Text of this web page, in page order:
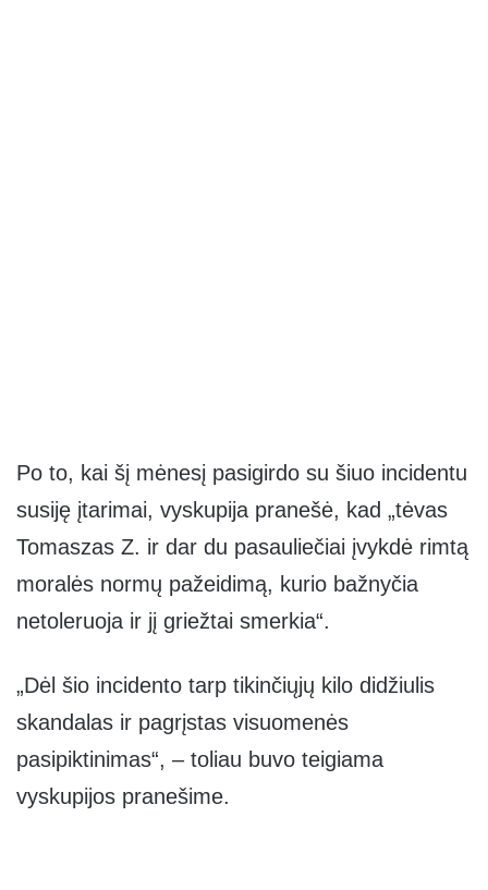
Po to, kai šį mėnesį pasigirdo su šiuo incidentu
susiję įtarimai, vyskupija pranešė, kad „tėvas
Tomaszas Z. ir dar du pasauliečiai įvykdė rimtą
moralės normų pažeidimą, kurio bažnyčia
netoleruoja ir jį griežtai smerkia“.
„Dėl šio incidento tarp tikinčiųjų kilo didžiulis
skandalas ir pagrįstas visuomenės
pasipiktinimas“, – toliau buvo teigiama
vyskupijos pranešime.